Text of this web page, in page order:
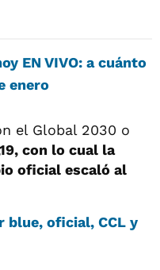
EN VIVO: a cuánto
enero
el Global 2030 o
con lo cual la
oficial escaló al
blue, oficial, CCL y